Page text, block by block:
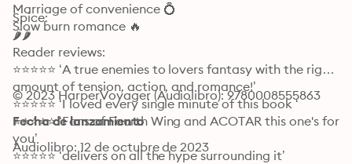
Marriage of convenience 💍
Slow burn romance 🔥
Spice:
🌶️🌶️
Reader reviews:
⭐️⭐️⭐️⭐️⭐️ ‘A true enemies to lovers fantasy with the right
amount of tension, action, and romance!’
⭐️⭐️⭐️⭐️⭐️ ‘I loved every single minute of this book ‘
⭐️⭐️⭐️⭐️⭐️ ‘Fans of Fourth Wing and ACOTAR this one's for
you’
⭐️⭐️⭐️⭐️⭐️ ‘delivers on all the hype surrounding it’
© 2023 HarperVoyager (Audiolibro): 9780008555863
Fecha de lanzamiento
Audiolibro: 12 de octubre de 2023